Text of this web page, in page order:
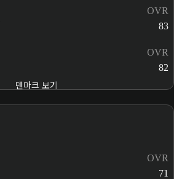
OVR
83
OVR
82
덴마크 보기
OVR
71